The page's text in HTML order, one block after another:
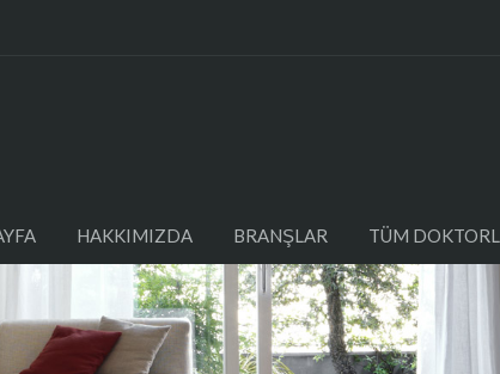
HAKKIMIZDA BRANŞLAR TÜM